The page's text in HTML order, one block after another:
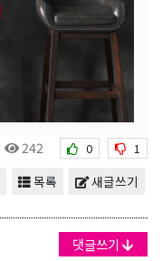
242 0 1
새글쓰기
목록
댓글쓰기